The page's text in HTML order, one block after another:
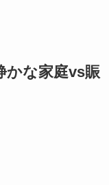
かな家庭vs賑